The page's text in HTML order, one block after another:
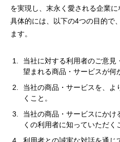
を実現し、末永く愛される企業に
具体的には、以下の4つの目的で
ます。
当社に対する利用者のご意
望まれる商品・サービスが何
当社の商品・サービスを、
くこと。
当社の商品・サービスにかけ
くの利用者に知っていただく